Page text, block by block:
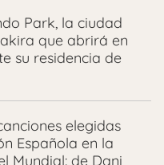
Park, la ciudad
que abrirá en
su residencia de
elegidas
Española en la
Mundial: de Dani